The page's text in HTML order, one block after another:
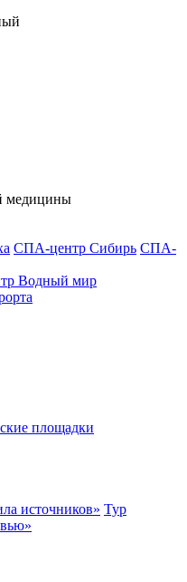
медицины
СПА-центр Сибирь СПА-
Водный мир
площадки
источников» Тур